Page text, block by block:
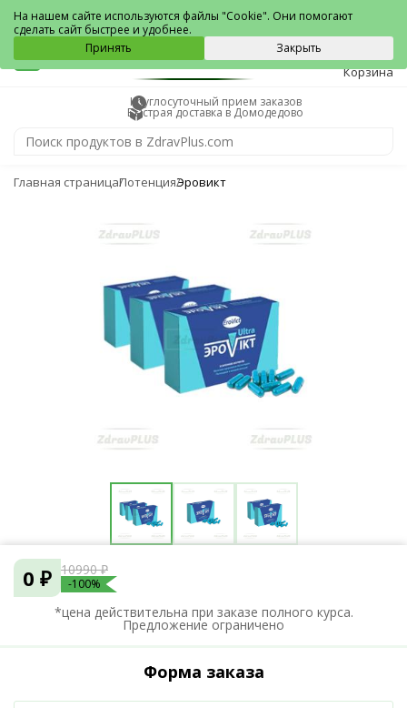
Домодедово
0
Корзина
Круглосуточный прием заказов
Быстрая доставка в Домодедово
Главная страницаПотенцияЭровикт
0 ₽ 10990 ₽
-100%
*цена действительна при заказе полного курса.
Предложение ограничено
Форма заказа
На нашем сайте используются файлы "Cookie". Они помогают
сделать сайт быстрее и удобнее.
Принять
Закрыть